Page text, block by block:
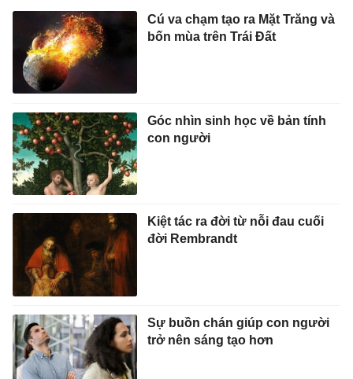
Cú va chạm tạo ra Mặt Trăng và
bốn mùa trên Trái Đất
Góc nhìn sinh học về bản tính
con người
Kiệt tác ra đời từ nỗi đau cuối
đời Rembrandt
Sự buồn chán giúp con người
trở nên sáng tạo hơn